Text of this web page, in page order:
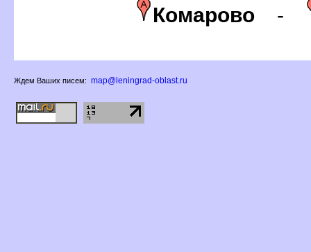
Комарово-
Ждем Ваших писем: map@leningrad-oblast.ru